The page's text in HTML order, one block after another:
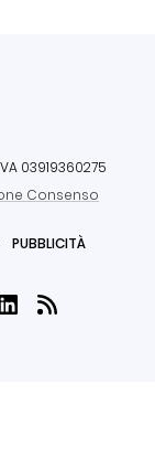
03919360275
Consenso
PUBBLICITÀ